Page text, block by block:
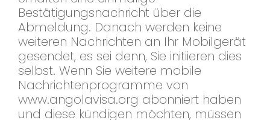
Bestätigungsnachricht über die
Abmeldung. Danach werden keine
weiteren Nachrichten an Ihr Mobilgerät
gesendet, es sei denn, Sie initiieren dies
selbst. Wenn Sie weitere mobile
Nachrichtenprogramme von
www.angolavisa.org abonniert haben
und diese kündigen möchten, müssen